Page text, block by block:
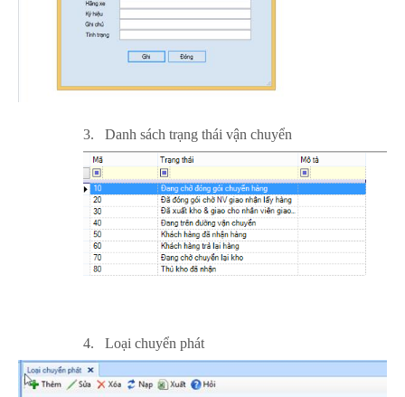
3. Danh sách trạng thái vận chuyển
4. Loại chuyển phát